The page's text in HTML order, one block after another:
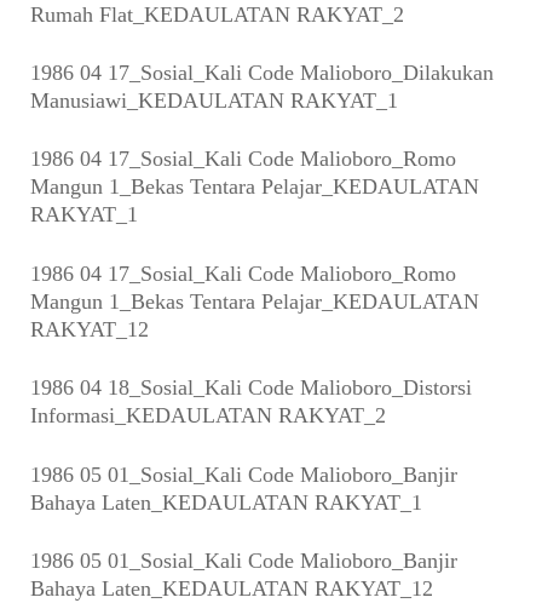
Rumah Flat_KEDAULATAN RAKYAT_2
1986 04 17_Sosial_Kali Code Malioboro_Dilakukan
Manusiawi_KEDAULATAN RAKYAT_1
1986 04 17_Sosial_Kali Code Malioboro_Romo
Mangun 1_Bekas Tentara Pelajar_KEDAULATAN
RAKYAT_1
1986 04 17_Sosial_Kali Code Malioboro_Romo
Mangun 1_Bekas Tentara Pelajar_KEDAULATAN
RAKYAT_12
1986 04 18_Sosial_Kali Code Malioboro_Distorsi
Informasi_KEDAULATAN RAKYAT_2
1986 05 01_Sosial_Kali Code Malioboro_Banjir
Bahaya Laten_KEDAULATAN RAKYAT_1
1986 05 01_Sosial_Kali Code Malioboro_Banjir
Bahaya Laten_KEDAULATAN RAKYAT_12